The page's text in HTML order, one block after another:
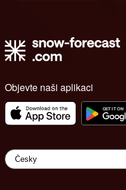
Objevte naši aplikaci